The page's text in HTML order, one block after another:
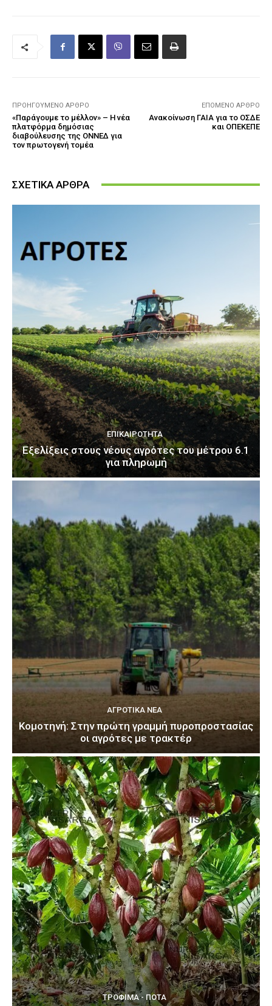
ΠΡΟΗΓΟΎΜΕΝΟ ΆΡΘΡΟ
«Παράγουμε το μέλλον» – Η νέα
πλατφόρμα δημόσιας
διαβούλευσης της ΟΝΝΕΔ για
τον πρωτογενή τομέα
ΕΠΌΜΕΝΟ ΆΡΘΡΟ
Ανακοίνωση ΓΑΙΑ για το ΟΣΔΕ
και ΟΠΕΚΕΠΕ
ΣΧΕΤΙΚΑ ΑΡΘΡΑ
ΕΠΙΚΑΙΡΌΤΗΤΑ
Εξελίξεις στους νέους αγρότες του μέτρου 6.1
για πληρωμή
ΑΓΡΟΤΙΚΆ ΝΈΑ
Κομοτηνή: Στην πρώτη γραμμή πυροπροστασίας
οι αγρότες με τρακτέρ
ΤΡΌΦΙΜΑ - ΠΟΤΆ